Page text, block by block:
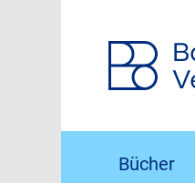
Bücher